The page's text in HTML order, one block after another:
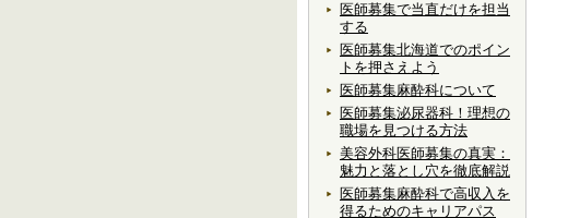
医師募集で当直だけを担当
する
医師募集北海道でのポイン
トを押さえよう
医師募集麻酔科について
医師募集泌尿器科！理想の
職場を見つける方法
美容外科医師募集の真実：
魅力と落とし穴を徹底解説
医師募集麻酔科で高収入を
得るためのキャリアパス